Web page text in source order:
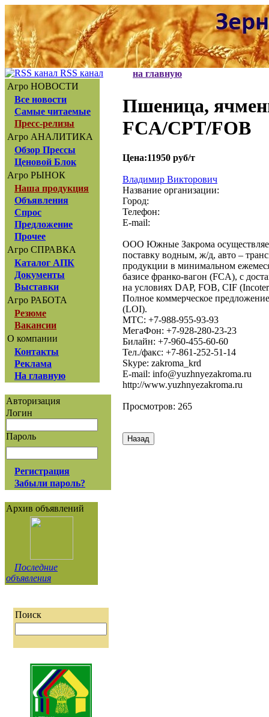
RSS канал
Агро НОВОСТИ
Все новости
Самые читаемые
Пресс-релизы
Агро АНАЛИТИКА
Обзор Прессы
Ценовой Блок
Агро РЫНОК
Наша продукция
Объявления
Спрос
Предложение
Прочее
Агро СПРАВКА
Каталог АПК
Документы
Выставки
Агро РАБОТА
Резюме
Вакансии
О компании
Контакты
Реклама
На главную
Авторизация
Логин
Пароль
Регистрация
Забыли пароль?
Архив объявлений
Последние
объявления
Поиск
на главную
Пшеница,
FCA/CPT/FOB
Цена:11950 руб/т
Владимир Викторович
Название организации:
Город:
Телефон:
E-mail:
ООО Южные Закрома
поставку водным, ж/д, авто –
продукции в минимальном
базисе франко-вагон (FCA), с
на условиях DAP, FOB, CIF
Полное коммерческое
(LOI).
МТС: +7-988-955-93-93
МегаФон: +7-928-280-23-23
Билайн: +7-960-455-60-60
Тел./факс: +7-861-252-51-14
Skype: zakroma_krd
E-mail: info@yuzhnyezakroma.ru
http://www.yuzhnyezakroma.ru
Просмотров: 265